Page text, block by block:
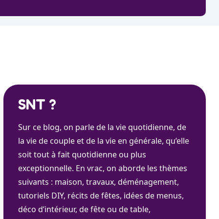
SNT ?
Sur ce blog, on parle de la vie quotidienne, de
la vie de couple et de la vie en générale, qu’elle
soit tout à fait quotidienne ou plus
exceptionnelle. En vrac, on aborde les thèmes
suivants : maison, travaux, déménagement,
tutoriels DIY, récits de fêtes, idées de menus,
déco d’intérieur, de fête ou de table,